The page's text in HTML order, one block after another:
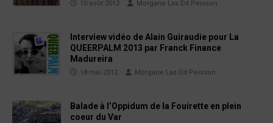
10 août 2012 Morgane Las Dit Peisson
Interview vidéo de Alain Guiraudie pour La
QUEERPALM 2013 par Franck Finance
Madureira
18 mai 2012 Morgane Las Dit Peisson
Balade à l’Oppidum de la Fouirette en plein
coeur du Var